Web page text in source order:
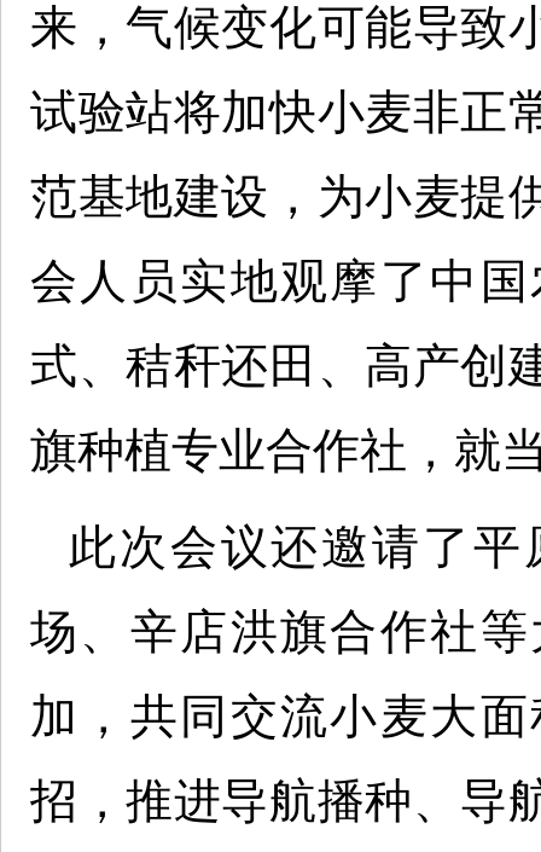
来，气候变化可能导致
试验站将加快小麦非正
范基地建设，为小麦提
会人员实地观摩了中
式、秸秆还田、高产创
旗种植专业合作社，就
此次会议还邀请了
场、辛店洪旗合作社
加，共同交流小麦大
招，推进导航播种、导